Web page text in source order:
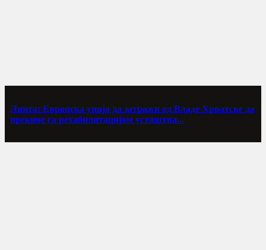
Линта: Европска унија да затражи од Владе Хрватске да
прекине са рехабилитацијом усташтва...